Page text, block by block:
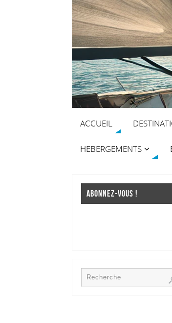
ACCUEIL
HEBERGEMENTS
ABONNEZ-VOUS !